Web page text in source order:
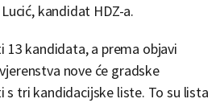
kandidat HDZ-a.
13 kandidata, a prema objavi
nove će gradske
s tri kandidacijske liste. To su lista